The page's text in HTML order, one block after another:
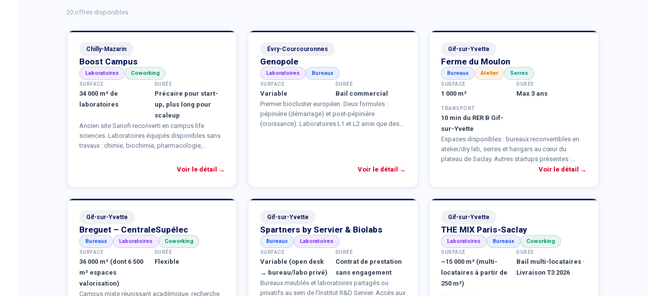
20 offres disponibles
Chilly-Mazarin
Boost Campus
Laboratoires Coworking
SURFACE
34 000 m² de
laboratoires
DURÉE
Précaire pour start-
up, plus long pour
scaleup
Ancien site Sanofi reconverti en campus life
sciences. Laboratoires équipés disponibles sans
travaux : chimie, biochimie, pharmacologie,
Voir le détail →
Évry-Courcouronnes
Genopole
Laboratoires Bureaux
SURFACE
Variable
DURÉE
Bail commercial
Premier biocluster européen. Deux formules :
pépinière (démarrage) et post-pépinière
(croissance). Laboratoires L1 et L2 ainsi que des
Voir le détail →
Gif-sur-Yvette
Ferme du Moulon
Bureaux Atelier Serres
SURFACE
1 000 m²
DURÉE
Max 3 ans
TRANSPORT
10 min du RER B Gif-
sur-Yvette
Espaces disponibles : bureaux reconvertibles en
atelier/dry lab, serres et hangars au cœur du
plateau de Saclay. Autres startups présentes :
Auressens, Innov+, Innowide, WiNMS, SP3K, AMEL,
Voir le détail →
Gif-sur-Yvette
Breguet – CentraleSupélec
Bureaux Laboratoires Coworking
SURFACE
36 000 m² (dont 6 500
m² espaces
valorisation)
DURÉE
Flexible
Campus mixte réunissant académique, recherche
Gif-sur-Yvette
Spartners by Servier & Biolabs
Bureaux Laboratoires
SURFACE
Variable (open desk
→ bureau/labo privé)
DURÉE
Contrat de prestation
sans engagement
Bureaux meublés et laboratoires partagés ou
privatifs au sein de l'Institut R&D Servier. Accès aux
Gif-sur-Yvette
THE MIX Paris-Saclay
Laboratoires Bureaux Coworking
SURFACE
~15 000 m² (multi-
locataires à partir de
250 m²)
DURÉE
Bail multi-locataires ·
Livraison T3 2026